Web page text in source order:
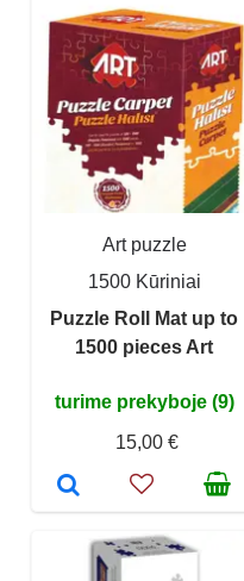
Art puzzle
1500 Kūriniai
Puzzle Roll Mat up to
1500 pieces Art
turime prekyboje (9)
15,00 €